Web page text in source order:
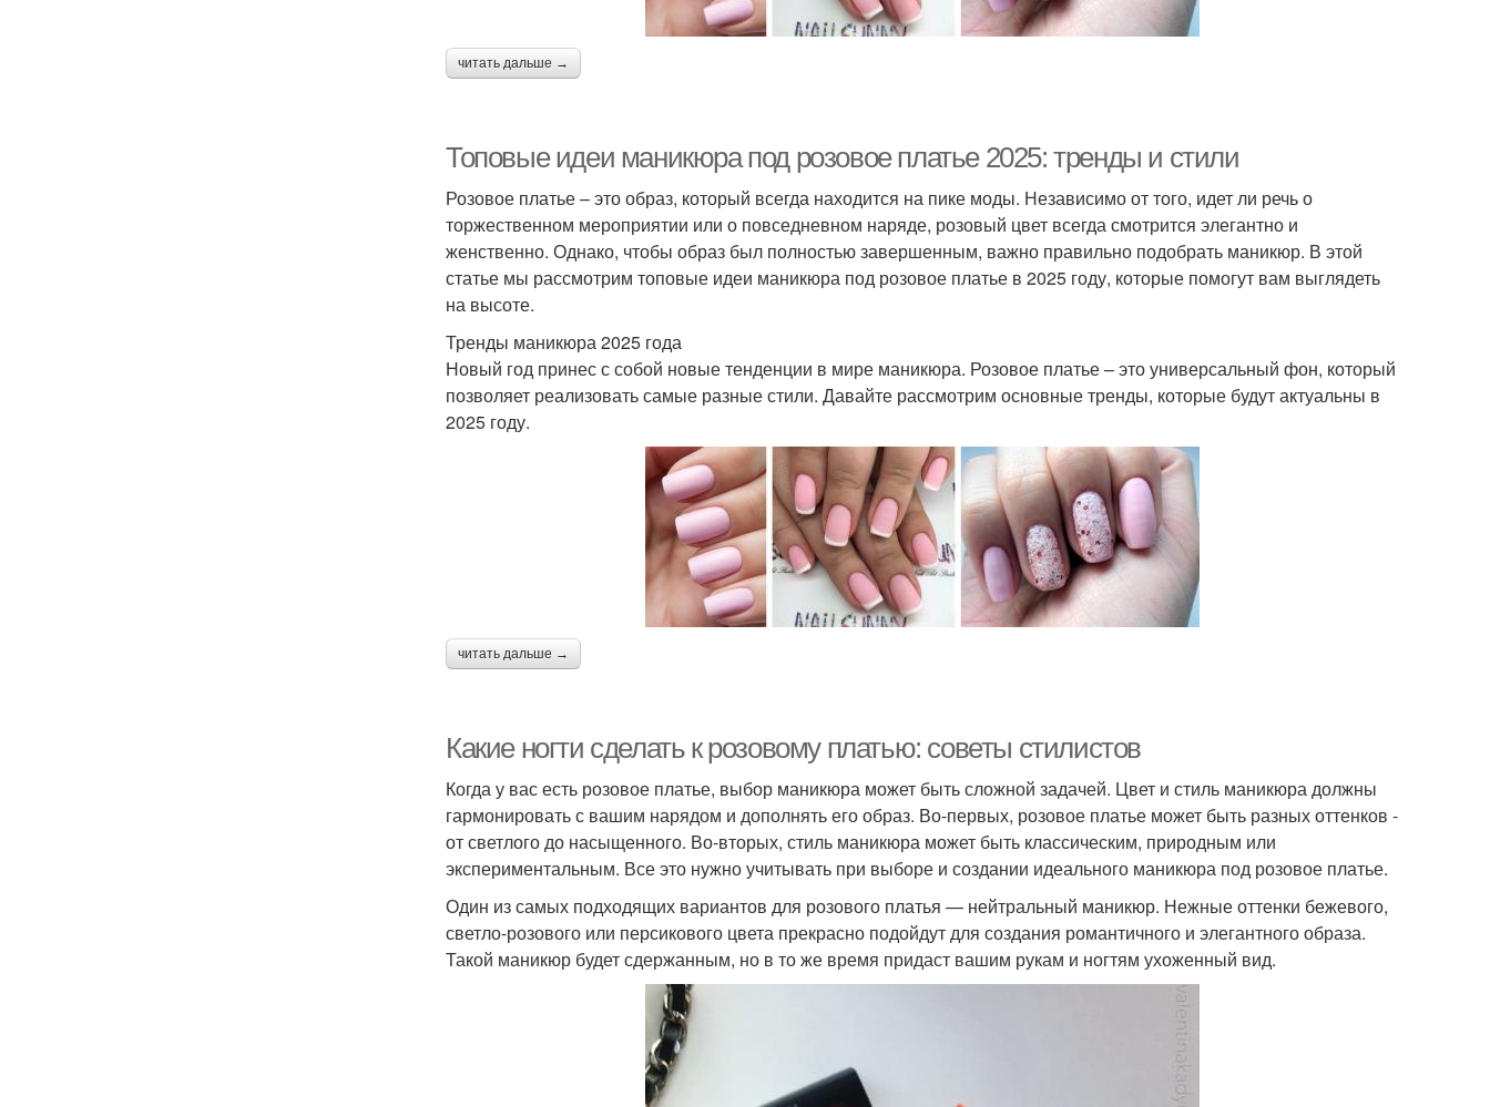
читать дальше →
Топовые идеи маникюра под розовое платье 2025: тренды и стили
Розовое платье – это образ, который всегда находится на пике моды. Независимо от того, идет ли речь о
торжественном мероприятии или о повседневном наряде, розовый цвет всегда смотрится элегантно и
женственно. Однако, чтобы образ был полностью завершенным, важно правильно подобрать маникюр. В этой
статье мы рассмотрим топовые идеи маникюра под розовое платье в 2025 году, которые помогут вам выглядеть
на высоте.
Тренды маникюра 2025 года
Новый год принес с собой новые тенденции в мире маникюра. Розовое платье – это универсальный фон, который
позволяет реализовать самые разные стили. Давайте рассмотрим основные тренды, которые будут актуальны в
2025 году.
читать дальше →
Какие ногти сделать к розовому платью: советы стилистов
Когда у вас есть розовое платье, выбор маникюра может быть сложной задачей. Цвет и стиль маникюра должны
гармонировать с вашим нарядом и дополнять его образ. Во-первых, розовое платье может быть разных оттенков -
от светлого до насыщенного. Во-вторых, стиль маникюра может быть классическим, природным или
экспериментальным. Все это нужно учитывать при выборе и создании идеального маникюра под розовое платье.
Один из самых подходящих вариантов для розового платья — нейтральный маникюр. Нежные оттенки бежевого,
светло-розового или персикового цвета прекрасно подойдут для создания романтичного и элегантного образа.
Такой маникюр будет сдержанным, но в то же время придаст вашим рукам и ногтям ухоженный вид.